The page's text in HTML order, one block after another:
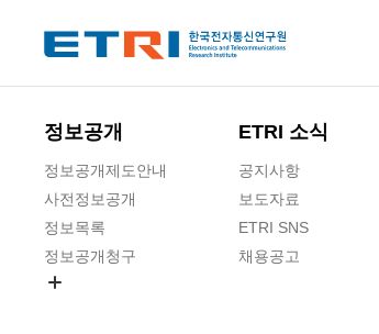
정보공개
정보공개제도안내
사전정보공개
정보목록
정보공개청구
ETRI 소식
공지사항
보도자료
ETRI SNS
채용공고